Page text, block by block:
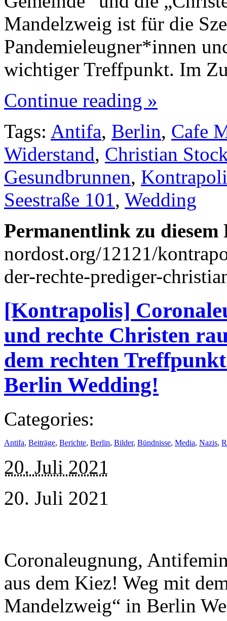
Mandelzweig ist für die
Pandemieleugner*innen
wichtiger Treffpunkt. Im
Continue reading »
Tags: Antifa, Berlin, Cafe
Widerstand, Christian
Gesundbrunnen,
Seestraße 101, Wedding
Permanentlink zu
nordost.org/12121/
der-rechte-prediger-
[Kontrapolis]
und rechte Christen
dem rechten
Berlin Wedding!
Categories:
Antifa, Beiträge, Berichte, Berlin, Bilder, Bündnisse, Media, Nazis,
20. Juli 2021
20. Juli 2021
Coronaleugnung,
aus dem Kiez! Weg mit
Mandelzweig“ in Berlin